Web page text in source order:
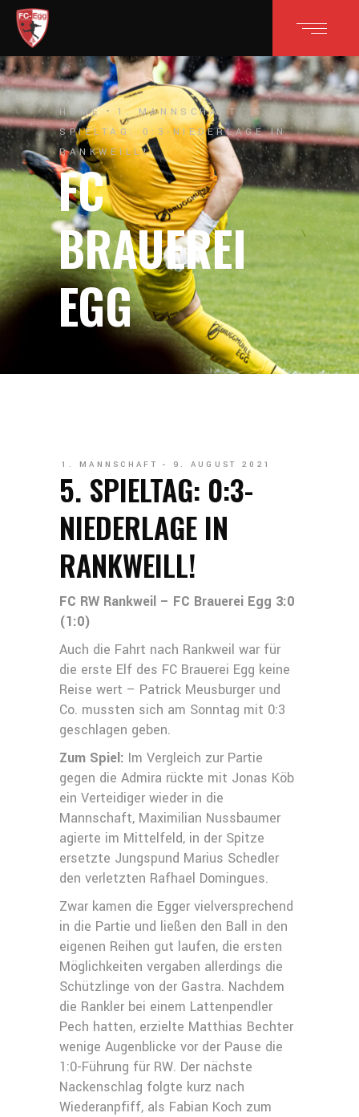
HOME 1. MANNSCHAFT
5.
SPIELTAG: 0:3-NIEDERLAGE IN
RANKWEILL!
FC
BRAUEREI
EGG
1. MANNSCHAFT 9. AUGUST 2021
5. SPIELTAG: 0:3-
NIEDERLAGE IN
RANKWEILL!
FC RW Rankweil – FC Brauerei Egg 3:0
(1:0)
Auch die Fahrt nach Rankweil war für
die erste Elf des FC Brauerei Egg keine
Reise wert – Patrick Meusburger und
Co. mussten sich am Sonntag mit 0:3
geschlagen geben.
Zum Spiel: Im Vergleich zur Partie
gegen die Admira rückte mit Jonas Köb
ein Verteidiger wieder in die
Mannschaft, Maximilian Nussbaumer
agierte im Mittelfeld, in der Spitze
ersetzte Jungspund Marius Schedler
den verletzten Rafhael Domingues.
Zwar kamen die Egger vielversprechend
in die Partie und ließen den Ball in den
eigenen Reihen gut laufen, die ersten
Möglichkeiten vergaben allerdings die
Schützlinge von der Gastra. Nachdem
die Rankler bei einem Lattenpendler
Pech hatten, erzielte Matthias Bechter
wenige Augenblicke vor der Pause die
1:0-Führung für RW. Der nächste
Nackenschlag folgte kurz nach
Wiederanpfiff, als Fabian Koch zum